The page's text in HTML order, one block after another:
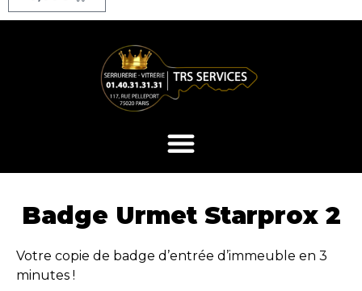
Badge Urmet Starprox 2
Votre copie de badge d’entrée d’immeuble en 3
minutes !